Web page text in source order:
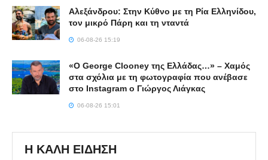
Αλεξάνδρου: Στην Κύθνο με τη Ρία Ελληνίδου,
τον μικρό Πάρη και τη νταντά
06-08-26 15:19
«Ο George Clooney της Ελλάδας…» – Χαμός
στα σχόλια με τη φωτογραφία που ανέβασε
στο Instagram ο Γιώργος Λιάγκας
06-08-26 15:01
Η ΚΑΛΗ ΕΙΔΗΣΗ